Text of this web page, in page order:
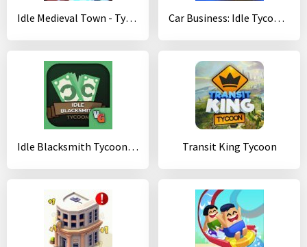
Idle Medieval Town - Tycoon, Clicker, Medieval Car Business: Idle Tycoon - Idle Clicker Tycoon
Idle Blacksmith Tycoon - Idle Clicker Tycoon Game Transit King Tycoon